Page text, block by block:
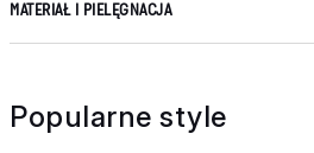
MATERIAŁ I PIELĘGNACJA
Popularne style